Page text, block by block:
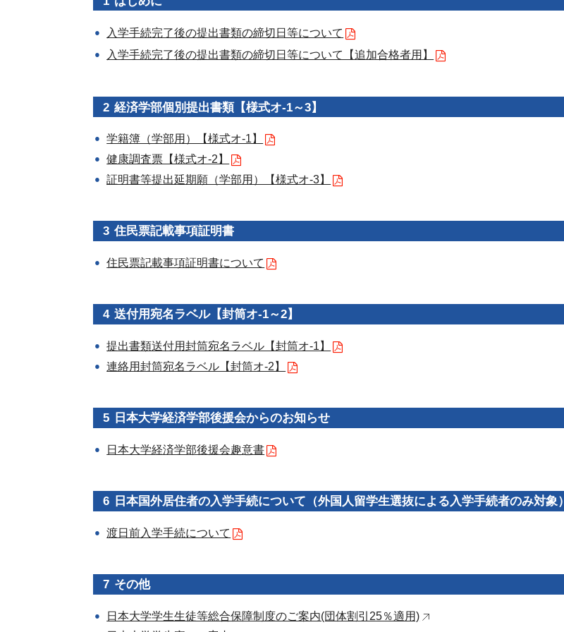
入学手続完了後の提出書類の締切日等について
入学手続完了後の提出書類の締切日等について【追加合格者用】
経済学部個別提出書類【様式オ-1～3】
学籍簿（学部用）【様式オ-1】
健康調査票【様式オ-2】
証明書等提出延期願（学部用）【様式オ-3】
住民票記載事項証明書
住民票記載事項証明書について
送付用宛名ラベル【封筒オ-1～2】
提出書類送付用封筒宛名ラベル【封筒オ-1】
連絡用封筒宛名ラベル【封筒オ-2】
日本大学経済学部後援会からのお知らせ
日本大学経済学部後援会趣意書
日本国外居住者の入学手続について （外国人留学生選抜による入学手続者のみ対象）
渡日前入学手続について
その他
日本大学学生生徒等総合保障制度のご案内(団体割引25％適用)